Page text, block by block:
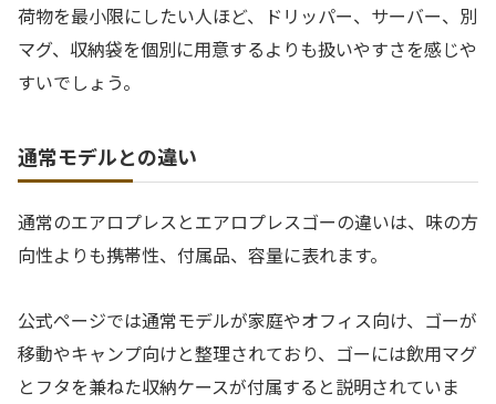
荷物を最小限にしたい人ほど、ドリッパー、サーバー、別
マグ、収納袋を個別に用意するよりも扱いやすさを感じや
すいでしょう。
通常モデルとの違い
通常のエアロプレスとエアロプレスゴーの違いは、味の方
向性よりも携帯性、付属品、容量に表れます。
公式ページでは通常モデルが家庭やオフィス向け、ゴーが
移動やキャンプ向けと整理されており、ゴーには飲用マグ
とフタを兼ねた収納ケースが付属すると説明されていま